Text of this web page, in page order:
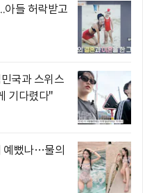
아들 허락받고
국과 스위스
기다렸다"
예뻤나…물의